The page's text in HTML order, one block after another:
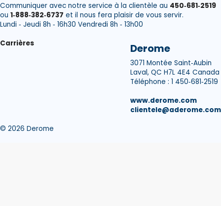
Communiquer avec notre service à la clientèle au 450‑681‑2519
ou 1‑888‑382‑6737 et il nous fera plaisir de vous servir.
Lundi ‑ Jeudi 8h ‑ 16h30 Vendredi 8h ‑ 13h00
Carrières
Derome
3071 Montée Saint‑Aubin
Laval, QC H7L 4E4 Canada
Téléphone : 1 450‑681‑2519
www.derome.com
clientele@aderome.com
© 2026 Derome